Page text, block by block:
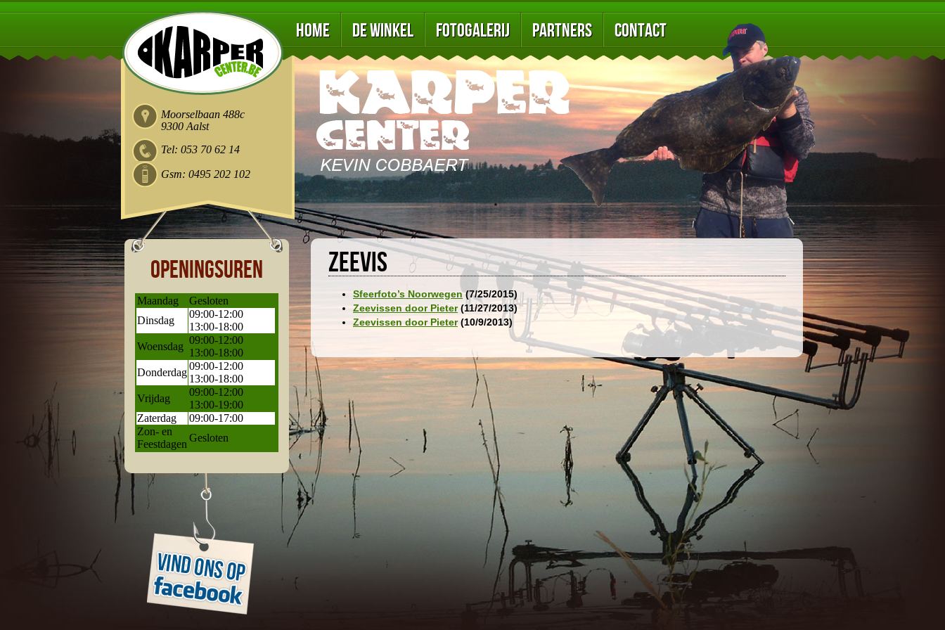
Home De winkel Fotogalerij Partners Contact
Moorselbaan 488c
9300 Aalst
Tel: 053 70 62 14
Gsm: 0495 202 102
Openingsuren
Maandag
Gesloten
Dinsdag
09:00-12:00
13:00-18:00
Woensdag
09:00-12:00
13:00-18:00
Donderdag
09:00-12:00
13:00-18:00
Vrijdag
09:00-12:00
13:00-19:00
Zaterdag
09:00-17:00
Zon- en
Feestdagen
Gesloten
Zeevis
Sfeerfoto’s Noorwegen (7/25/2015)
Zeevissen door Pieter (11/27/2013)
Zeevissen door Pieter (10/9/2013)